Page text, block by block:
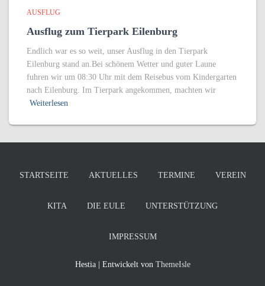
AUSFLUG
Ausflug zum Tierpark Eilenburg
Endlich war es so weit, unser Ausflug in den Tierpark
Eilenburg stand an.Bei schönem Wetter und guter Laune
fuhren wir um 08:30 Uhr mit dem Reisebus vom Kindergarten
nach Eilenburg. Im Tierpark angekommen, machten wir
Weiterlesen
STARTSEITE AKTUELLES TERMINE VEREIN
KITA DIE EULE UNTERSTÜTZUNG
IMPRESSUM
Hestia | Entwickelt von ThemeIsle